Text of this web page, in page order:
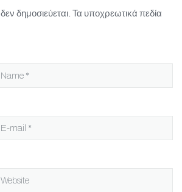
δημοσιεύεται. Τα υποχρεωτικά πεδία